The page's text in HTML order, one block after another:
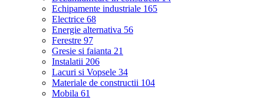
Echipamente industriale 165
Electrice 68
Energie alternativa 56
Ferestre 97
Gresie si faianta 21
Instalatii 206
Lacuri si Vopsele 34
Materiale de constructii 104
Mobila 61